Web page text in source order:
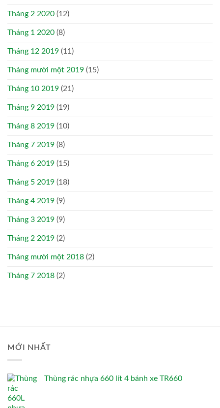
Tháng 2 2020 (12)
Tháng 1 2020 (8)
Tháng 12 2019 (11)
Tháng mười một 2019 (15)
Tháng 10 2019 (21)
Tháng 9 2019 (19)
Tháng 8 2019 (10)
Tháng 7 2019 (8)
Tháng 6 2019 (15)
Tháng 5 2019 (18)
Tháng 4 2019 (9)
Tháng 3 2019 (9)
Tháng 2 2019 (2)
Tháng mười một 2018 (2)
Tháng 7 2018 (2)
MỚI NHẤT
Thùng rác nhựa 660 lít 4 bánh xe TR660